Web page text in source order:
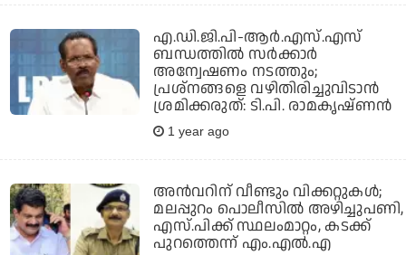
എ.ഡി.ജി.പി-ആര്‍.എസ്.എസ്
ബന്ധത്തില്‍ സര്‍ക്കാര്‍
അന്വേഷണം നടത്തും;
പ്രശ്‌നങ്ങളെ വഴിതിരിച്ചുവിടാന്‍
ശ്രമിക്കരുത്: ടി.പി. രാമകൃഷ്ണന്‍
1 year ago
അന്‍വറിന് വീണ്ടും വിക്കറ്റുകള്‍;
മലപ്പുറം പൊലീസില്‍ അഴിച്ചുപണി,
എസ്.പിക്ക് സ്ഥലംമാറ്റം, കടക്ക്
പുറത്തെന്ന് എം.എല്‍.എ